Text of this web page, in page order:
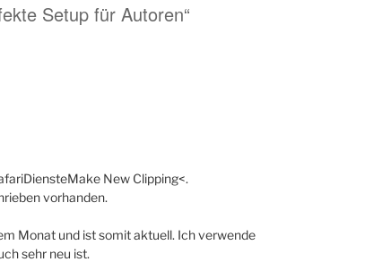
Setup für Autoren“
New Clipping<.
vorhanden.
Monat und ist somit aktuell. Ich verwende
sehr neu ist.